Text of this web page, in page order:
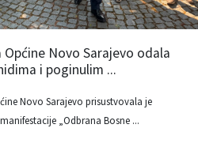
Općine Novo Sarajevo odala
i poginulim ...
Novo Sarajevo prisustvovala je
„Odbrana Bosne ...